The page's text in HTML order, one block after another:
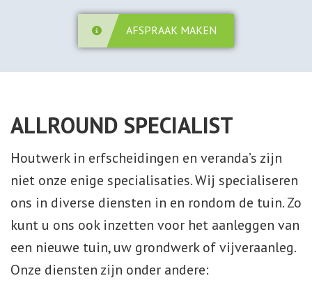
AFSPRAAK MAKEN
ALLROUND SPECIALIST
Houtwerk in erfscheidingen en veranda’s zijn
niet onze enige specialisaties. Wij specialiseren
ons in diverse diensten in en rondom de tuin. Zo
kunt u ons ook inzetten voor het aanleggen van
een nieuwe tuin, uw grondwerk of vijveraanleg.
Onze diensten zijn onder andere: